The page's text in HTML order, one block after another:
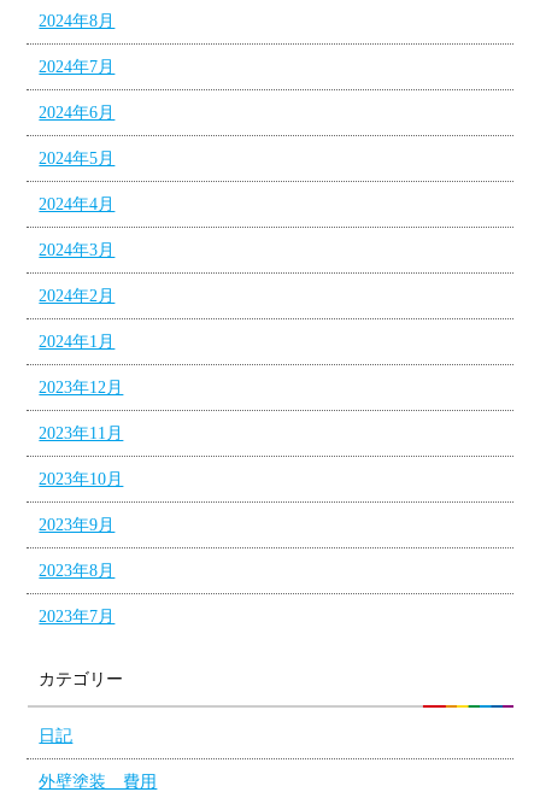
2024年8月
2024年7月
2024年6月
2024年5月
2024年4月
2024年3月
2024年2月
2024年1月
2023年12月
2023年11月
2023年10月
2023年9月
2023年8月
2023年7月
カテゴリー
日記
外壁塗装 費用